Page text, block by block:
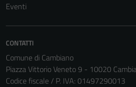
Eventi
CONTATTI
Comune di Cambiano
Piazza Vittorio Veneto 9 - 10020
Codice fiscale / P. IVA: 01497290013